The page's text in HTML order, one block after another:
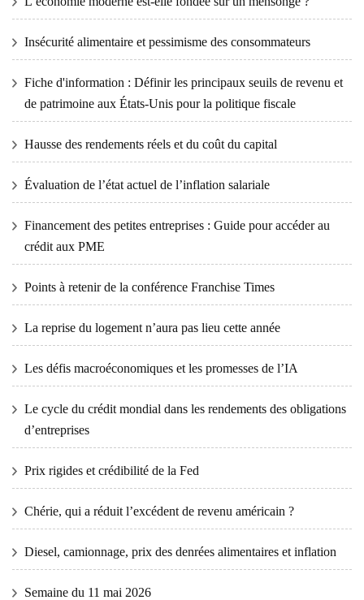
Insécurité alimentaire et pessimisme des consommateurs
Fiche d'information : Définir les principaux seuils de revenu et
de patrimoine aux États-Unis pour la politique fiscale
Hausse des rendements réels et du coût du capital
Évaluation de l’état actuel de l’inflation salariale
Financement des petites entreprises : Guide pour accéder au
crédit aux PME
Points à retenir de la conférence Franchise Times
La reprise du logement n’aura pas lieu cette année
Les défis macroéconomiques et les promesses de l’IA
Le cycle du crédit mondial dans les rendements des obligations
d’entreprises
Prix ​​​​rigides et crédibilité de la Fed
Chérie, qui a réduit l’excédent de revenu américain ?
Diesel, camionnage, prix des denrées alimentaires et inflation
Semaine du 11 mai 2026